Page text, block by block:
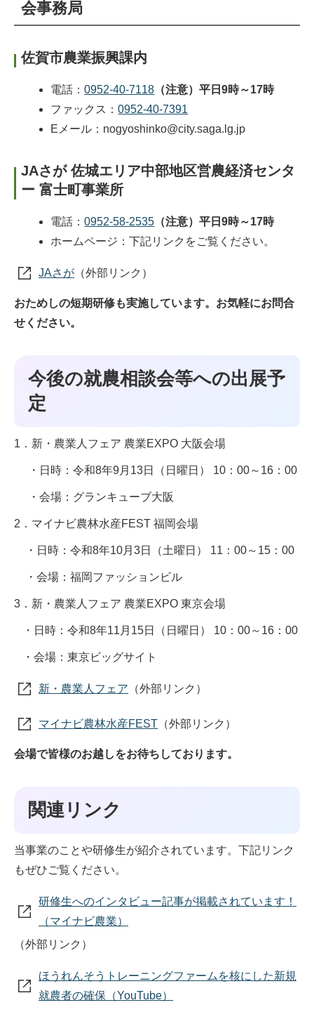
会事務局
佐賀市農業振興課内
電話：0952-40-7118 （注意）平日9時～17時
ファックス：0952-40-7391
Eメール：nogyoshinko@city.saga.lg.jp
JAさが 佐城エリア中部地区営農経済センタ
ー 富士町事業所
電話：0952-58-2535 （注意）平日9時～17時
ホームページ：下記リンクをご覧ください。
JAさが （外部リンク）
おためしの短期研修も実施しています。お気軽にお問合
せください。
今後の就農相談会等への出展予
定
1．新・農業人フェア 農業EXPO 大阪会場
・日時：令和8年9月13日（日曜日） 10：00～16：00
・会場：グランキューブ大阪
2．マイナビ農林水産FEST 福岡会場
・日時：令和8年10月3日（土曜日） 11：00～15：00
・会場：福岡ファッションビル
3．新・農業人フェア 農業EXPO 東京会場
・日時：令和8年11月15日（日曜日） 10：00～16：00
・会場：東京ビッグサイト
新・農業人フェア （外部リンク）
マイナビ農林水産FEST （外部リンク）
会場で皆様のお越しをお待ちしております。
関連リンク
当事業のことや研修生が紹介されています。下記リンク
もぜひご覧ください。
研修生へのインタビュー記事が掲載されています！
（マイナビ農業）
（外部リンク）
ほうれんそうトレーニングファームを核にした新規
就農者の確保（YouTube）